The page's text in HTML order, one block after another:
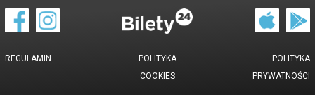
REGULAMIN
POLITYKA
PRYWATNOŚCI
POLITYKA
COOKIES